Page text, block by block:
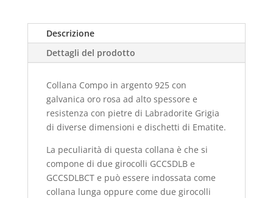
Descrizione
Dettagli del prodotto
Collana Compo in argento 925 con
galvanica oro rosa ad alto spessore e
resistenza con pietre di Labradorite Grigia
di diverse dimensioni e dischetti di Ematite.
La peculiarità di questa collana è che si
compone di due girocolli GCCSDLB e
GCCSDLBCT e può essere indossata come
collana lunga oppure come due girocolli